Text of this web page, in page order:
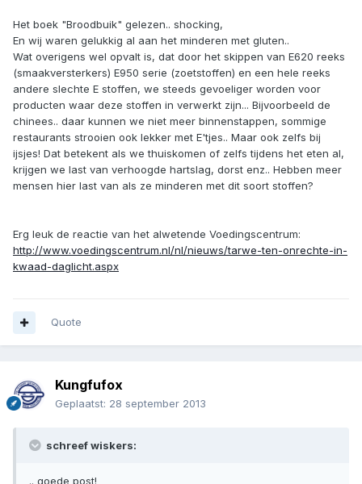
Het boek "Broodbuik" gelezen.. shocking,
En wij waren gelukkig al aan het minderen met gluten..
Wat overigens wel opvalt is, dat door het skippen van E620 reeks
(smaakversterkers) E950 serie (zoetstoffen) en een hele reeks
andere slechte E stoffen, we steeds gevoeliger worden voor
producten waar deze stoffen in verwerkt zijn... Bijvoorbeeld de
chinees.. daar kunnen we niet meer binnenstappen, sommige
restaurants strooien ook lekker met E'tjes.. Maar ook zelfs bij
ijsjes! Dat betekent als we thuiskomen of zelfs tijdens het eten al,
krijgen we last van verhoogde hartslag, dorst enz.. Hebben meer
mensen hier last van als ze minderen met dit soort stoffen?
Erg leuk de reactie van het alwetende Voedingscentrum:
http://www.voedingscentrum.nl/nl/nieuws/tarwe-ten-onrechte-in-
kwaad-daglicht.aspx
Quote
Kungfufox
Geplaatst: 28 september 2013
schreef wiskers:
.. goede post!